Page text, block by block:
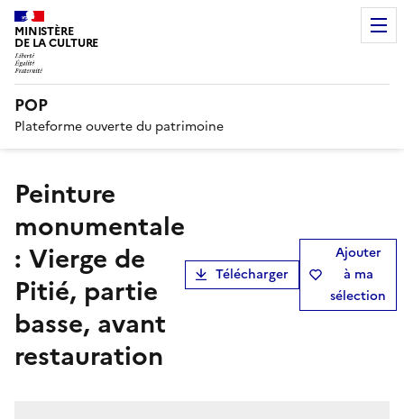
MINISTÈRE
DE LA CULTURE
POP
Plateforme ouverte du patrimoine
peinture
monumentale
: Vierge de
Pitié, partie
basse, avant
restauration
Télécharger
Ajouter
à ma
sélection